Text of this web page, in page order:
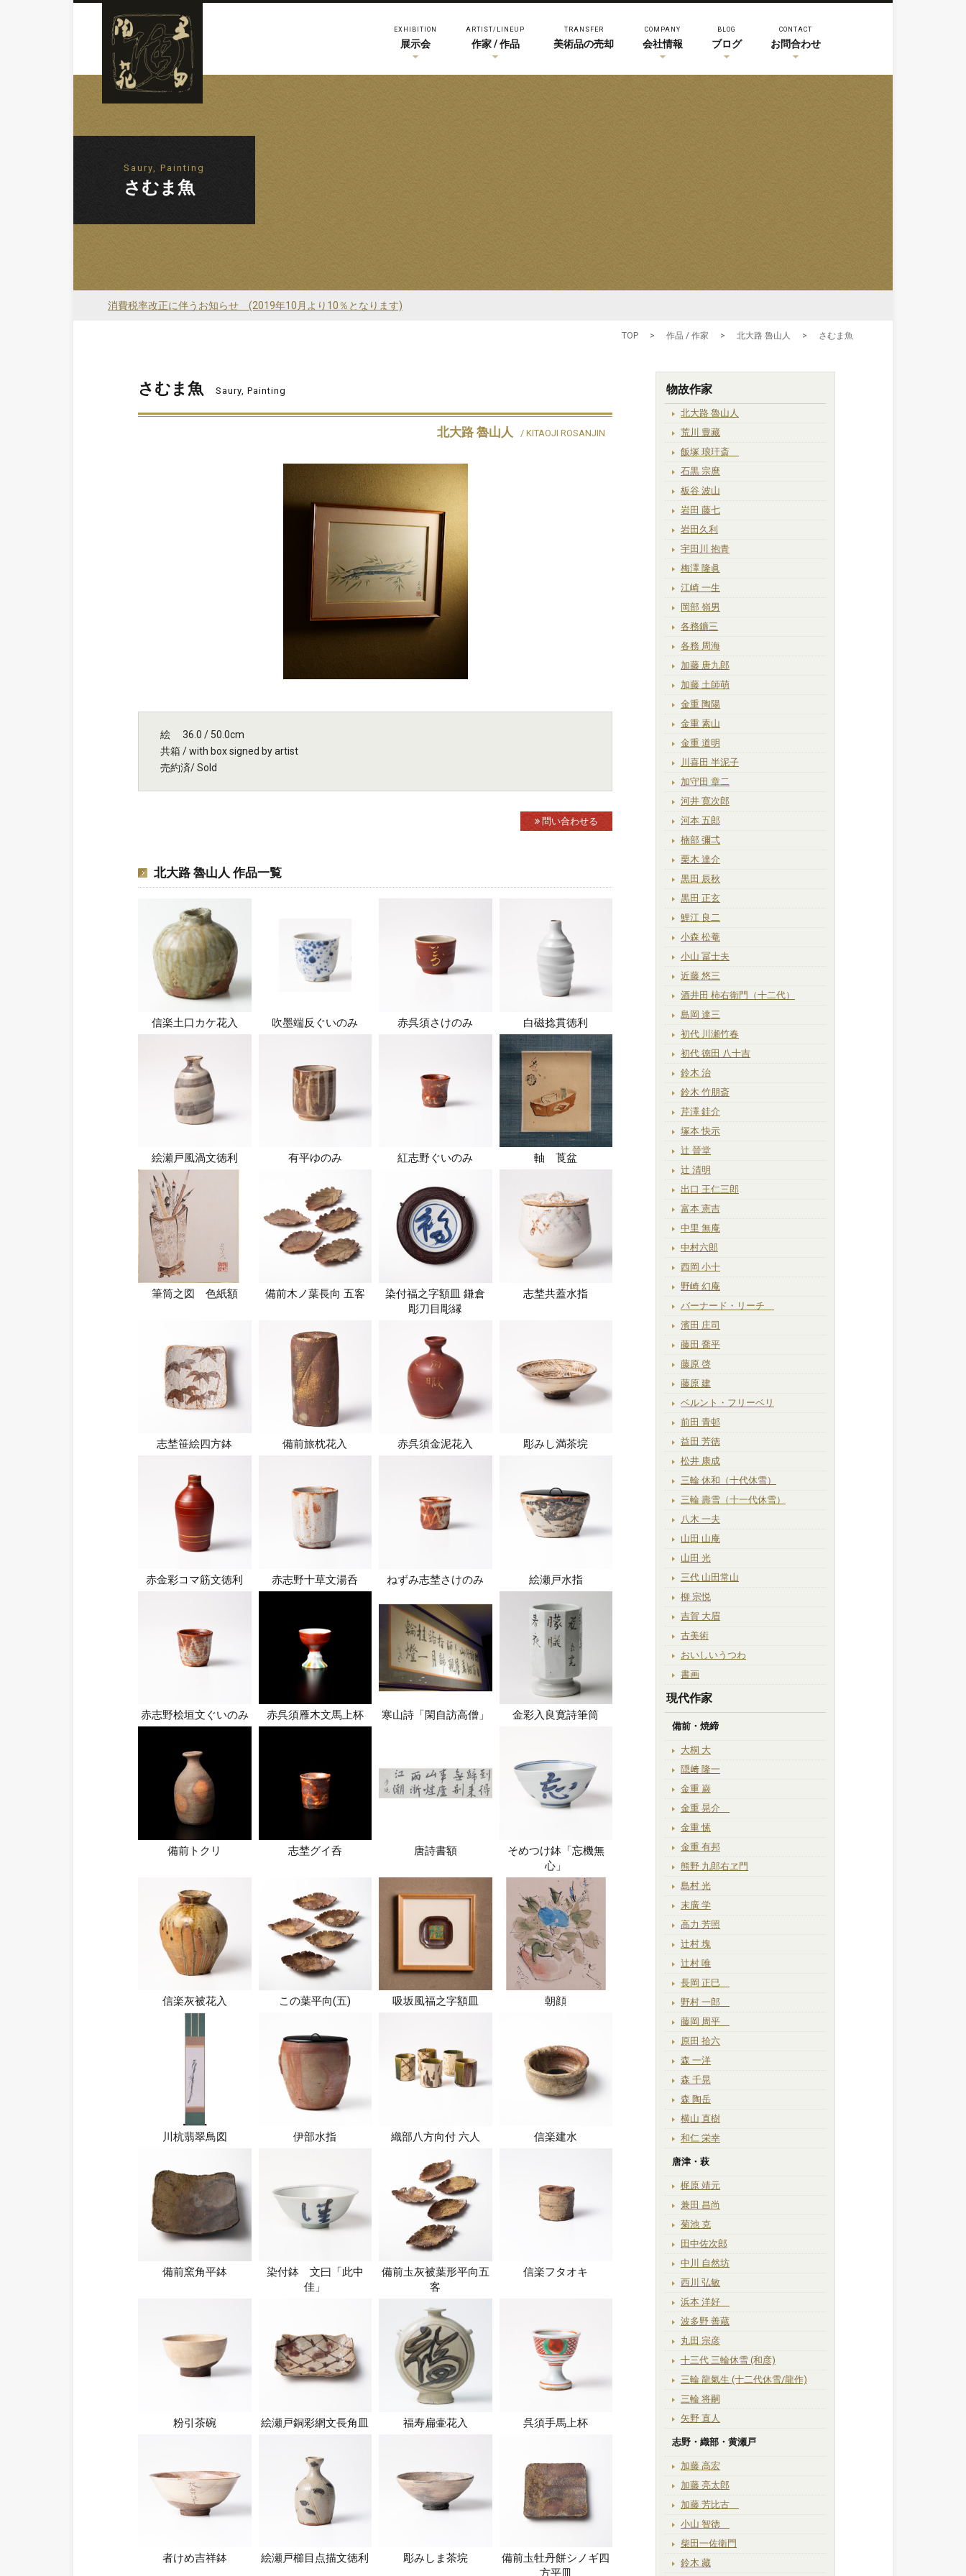
EXHIBITION
展示会
ARTIST/LINEUP
作家 / 作品
TRANSFER
美術品の売却
COMPANY
会社情報
BLOG
ブログ
CONTACT
お問合わせ
Saury, Painting
さむま魚
消費税率改正に伴うお知らせ (2019年10月より10％となります)
TOP > 作品 / 作家 > 北大路 魯山人 > さむま魚
さむま魚 Saury, Painting
北大路 魯山人 / KITAOJI ROSANJIN
絵 36.0 / 50.0cm
共箱 / with box signed by artist
売約済/ Sold
問い合わせる
北大路 魯山人 作品一覧
信楽土口カケ花入 吹墨端反ぐいのみ 赤呉須さけのみ 白磁捻貫徳利
絵瀬戸風渦文徳利 有平ゆのみ 紅志野ぐいのみ 軸 莨盆
筆筒之図 色紙額 備前木ノ葉長向 五客
染付福之字額皿 鎌倉
彫刀目彫縁
志埜共蓋水指
志埜笹絵四方鉢 備前旅枕花入 赤呉須金泥花入 彫みし満茶垸
赤金彩コマ筋文徳利 赤志野十草文湯呑 ねずみ志埜さけのみ 絵瀬戸水指
赤志野桧垣文ぐいのみ 赤呉須雁木文馬上杯 寒山詩「閑自訪高僧」 金彩入良寛詩筆筒
備前トクリ 志埜グイ呑 唐詩書額
そめつけ鉢「忘機無
心」
信楽灰被花入 この葉平向(五) 吸坂風福之字額皿 朝顔
川杭翡翠鳥図 伊部水指 織部八方向付 六人 信楽建水
備前窯角平鉢
染付鉢 文曰「此中
佳」
備前圡灰被葉形平向五
客
信楽フタオキ
粉引茶碗 絵瀬戸銅彩網文長角皿 福寿扁壷花入 呉須手馬上杯
者けめ吉祥鉢 絵瀬戸櫛目点描文徳利 彫みしま茶垸
備前圡牡丹餅シノギ四
方平皿
物故作家
北大路 魯山人
荒川 豊藏
飯塚 琅玕斎
石黒 宗麿
板谷 波山
岩田 藤七
岩田久利
宇田川 抱青
梅澤 隆眞
江崎 一生
岡部 嶺男
各務鑛三
各務 周海
加藤 唐九郎
加藤 土師萌
金重 陶陽
金重 素山
金重 道明
川喜田 半泥子
加守田 章二
河井 寛次郎
河本 五郎
楠部 彌弌
栗木 達介
黒田 辰秋
黒田 正玄
鯉江 良二
小森 松菴
小山 冨士夫
近藤 悠三
酒井田 柿右衛門（十二代）
島岡 達三
初代 川瀬竹春
初代 徳田 八十吉
鈴木 治
鈴木 竹朋斎
芹澤 銈介
塚本 快示
辻 晉堂
辻 清明
出口 王仁三郎
富本 憲吉
中里 無庵
中村六郎
西岡 小十
野崎 幻庵
バーナード・リーチ
濱田 庄司
藤田 喬平
藤原 啓
藤原 建
ベルント・フリーベリ
前田 青邨
益田 芳徳
松井 康成
三輪 休和（十代休雪）
三輪 壽雪（十一代休雪）
八木 一夫
山田 山庵
山田 光
三代 山田常山
柳 宗悦
吉賀 大眉
古美術
おいしいうつわ
書画
現代作家
備前・焼締
大桐 大
隠﨑 隆一
金重 巌
金重 晃介
金重 愫
金重 有邦
熊野 九郎右ヱ門
島村 光
末廣 学
高力 芳照
辻村 塊
辻村 唯
長岡 正巳
野村 一郎
藤岡 周平
原田 拾六
森 一洋
森 千晃
森 陶岳
横山 直樹
和仁 栄幸
唐津・萩
梶原 靖元
兼田 昌尚
菊池 克
田中佐次郎
中川 自然坊
西川 弘敏
浜本 洋好
波多野 善蔵
丸田 宗彦
十三代 三輪休雪 (和彦)
三輪 龍氣生 (十二代休雪/龍作)
三輪 将嗣
矢野 直人
志野・織部・黄瀬戸
加藤 高宏
加藤 亮太郎
加藤 芳比古
小山 智徳
柴田一佐衛門
鈴木 藏